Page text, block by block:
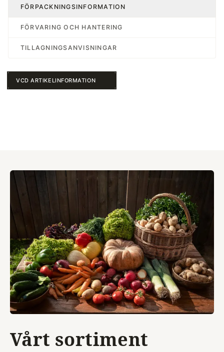
FÖRPACKNINGSINFORMATION
FÖRVARING OCH HANTERING
TILLAGNINGSANVISNINGAR
VCD ARTIKELINFORMATION
Vårt sortiment